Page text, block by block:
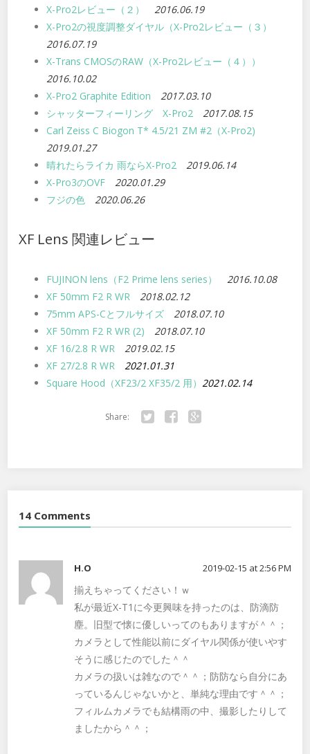
X-Pro2レビュー（２）2016.06.19
X-Pro2の視度調整ダイヤル（X-Pro2レビュー（３）
2016.07.19
X-Trans CMOSのRAW（X-Pro2レビュー（４））
2016.10.02
X-Pro2 Graphite Edition2017.03.10
シャッターフィーリング X-Pro22017.08.15
Carl Zeiss C Biogon T* 4.5/21 ZM #2（X-Pro2)
2019.01.27
晴れたらライカ 雨ならX-Pro22019.06.14
X-Pro3のOVF2020.01.29
フジの色2020.06.26
XF Lens 関連レビュー
FUJINON lens（F2 Prime lens series） 2016.10.08
XF 50mm F2 R WR 2018.02.12
75mm APS-Cとフルサイズ 2018.07.10
XF 50mm F2 R WR (2) 2018.07.10
XF 16/2.8 R WR 2019.02.15
XF 27/2.8 R WR 2021.01.31
Square Hood（XF23/2 XF35/2 用） 2021.02.14
Share:
14 Comments
H.O 2019-02-15 at 2:56 PM
揃えちゃってください！ｗ
私が最近X-T1に今更興味を持ったのは、防滴防
塵。旧型で懐に優しいってのもありますが＾＾；
カメラとして性能以前にダイヤル関係が使いやす
そうに感じたのでした＾＾
カメラの扱いは雑なので＾＾；防防なら自分にあ
っているんじゃないかと、単純な理由です＾＾；
フィルムカメラでも結構雨の中、撮影したりして
ましたから＾＾；